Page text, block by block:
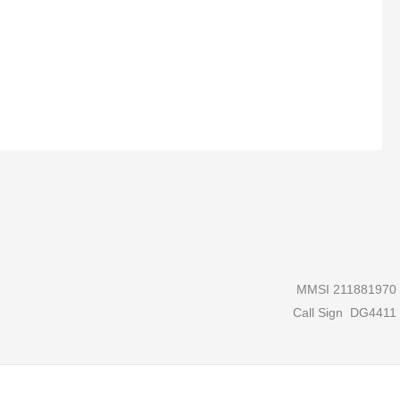
MMSI 211881970
Call Sign DG4411